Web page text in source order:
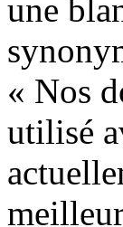
une
« Nos
utilisé